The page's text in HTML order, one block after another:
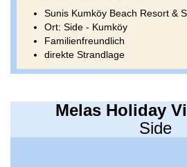
Sunis Kumköy Beach Resort &
Ort: Side - Kumköy
Familienfreundlich
direkte Strandlage
Melas Holiday
Side